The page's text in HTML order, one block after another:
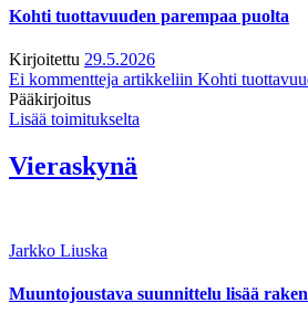
Kohti tuottavuuden parempaa puolta
Kirjoitettu 29.5.2026
Ei kommentteja artikkeliin Kohti
Pääkirjoitus
Lisää toimitukselta
Vieraskynä
Jarkko Liuska
Muuntojoustava suunnittelu lisää